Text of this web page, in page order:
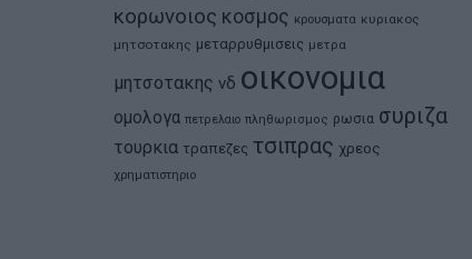
κορωνοιος κοσμος κρουσματα κυριακος
μητσοτακης μεταρρυθμισεις μετρα
μητσοτακης νδ οικονομια
ομολογα πετρελαιο πληθωρισμος ρωσια συριζα
τουρκια τραπεζες τσιπρας χρεος
χρηματιστηριο